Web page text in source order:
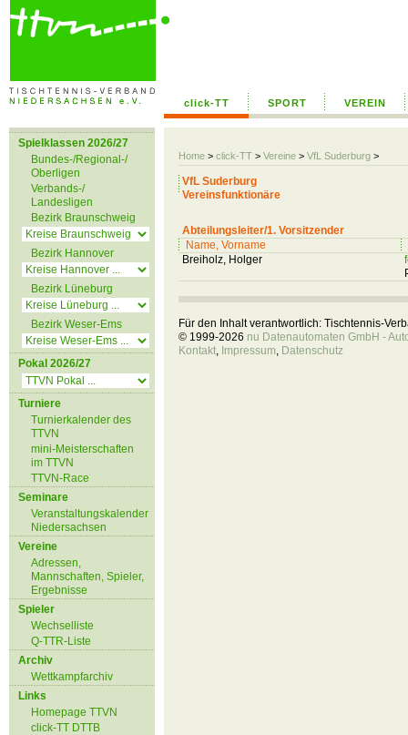
click-TT SPORT VEREIN
Home > click-TT > Vereine > VfL Suderburg >
Spielklassen 2026/27
Bundes-/Regional-/
Oberligen
Verbands-/
Landesligen
Bezirk Braunschweig
Bezirk Hannover
Bezirk Lüneburg
Bezirk Weser-Ems
Pokal 2026/27
Turniere
Turnierkalender des
TTVN
mini-Meisterschaften
im TTVN
TTVN-Race
Seminare
Veranstaltungskalender
Niedersachsen
Vereine
Adressen,
Mannschaften, Spieler,
Ergebnisse
Spieler
Wechselliste
Q-TTR-Liste
Archiv
Wettkampfarchiv
Links
Homepage TTVN
click-TT DTTB
VfL Suderburg
Vereinsfunktionäre
Abteilungsleiter/1. Vorsitzender
Name, Vorname
Breiholz, Holger
Für den Inhalt verantwortlich: Tischtennis-
© 1999-2026 nu Datenautomaten GmbH -
Kontakt, Impressum, Datenschutz